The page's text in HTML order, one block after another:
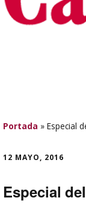
Portada » Especial
12 MAYO, 2016
Especial